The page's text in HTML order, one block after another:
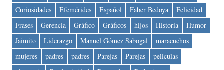
Curiosidades
Efemérides Español Faber Bedoya
Felicidad
Frases
Gerencia Gráfico Gráficos hijos Historia
Humor
Jaimito
Liderazgo Manuel Gómez Sabogal
maracuchos
mujeres
padres padres Parejas Parejas
peliculas